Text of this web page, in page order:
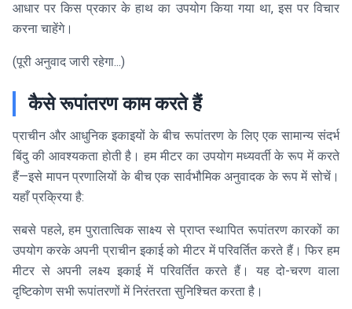
आधार पर किस प्रकार के हाथ का उपयोग किया गया था, इस पर विचार
करना चाहेंगे।
(पूरी अनुवाद जारी रहेगा...)
कैसे रूपांतरण काम करते हैं
प्राचीन और आधुनिक इकाइयों के बीच रूपांतरण के लिए एक सामान्य संदर्भ
बिंदु की आवश्यकता होती है। हम मीटर का उपयोग मध्यवर्ती के रूप में करते
हैं—इसे मापन प्रणालियों के बीच एक सार्वभौमिक अनुवादक के रूप में सोचें।
यहाँ प्रक्रिया है:
सबसे पहले, हम पुरातात्विक साक्ष्य से प्राप्त स्थापित रूपांतरण कारकों का
उपयोग करके अपनी प्राचीन इकाई को मीटर में परिवर्तित करते हैं। फिर हम
मीटर से अपनी लक्ष्य इकाई में परिवर्तित करते हैं। यह दो-चरण वाला
दृष्टिकोण सभी रूपांतरणों में निरंतरता सुनिश्चित करता है।